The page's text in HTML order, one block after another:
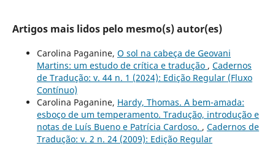
Artigos mais lidos pelo mesmo(s) autor(es)
Carolina Paganine, O sol na cabeça de Geovani
Martins: um estudo de crítica e tradução , Cadernos
de Tradução: v. 44 n. 1 (2024): Edição Regular (Fluxo
Contínuo)
Carolina Paganine, Hardy, Thomas. A bem-amada:
esboço de um temperamento. Tradução, introdução e
notas de Luís Bueno e Patrícia Cardoso. , Cadernos de
Tradução: v. 2 n. 24 (2009): Edição Regular